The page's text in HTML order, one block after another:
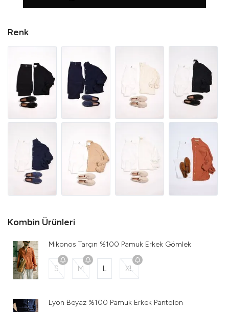
Renk
Kombin Ürünleri
Mikonos Tarçın %100 Pamuk Erkek Gömlek
S M L XL
Lyon Beyaz %100 Pamuk Erkek Pantolon